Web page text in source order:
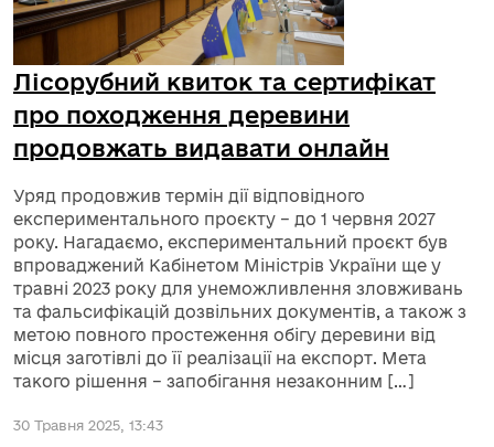
Лісорубний квиток та сертифікат
про походження деревини
продовжать видавати онлайн
Уряд продовжив термін дії відповідного
експериментального проєкту – до 1 червня 2027
року. Нагадаємо, експериментальний проєкт був
впроваджений Кабінетом Міністрів України ще у
травні 2023 року для унеможливлення зловживань
та фальсифікацій дозвільних документів, а також з
метою повного простеження обігу деревини від
місця заготівлі до її реалізації на експорт. Мета
такого рішення – запобігання незаконним […]
30 Травня 2025, 13:43